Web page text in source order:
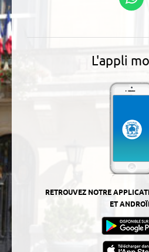
L'appli
RETROUVEZ NOTRE
ET